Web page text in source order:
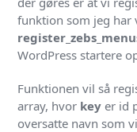
funktion som jeg har
WordPress startere
Funktionen vil så
array, hvor key er id
oversatte navn som